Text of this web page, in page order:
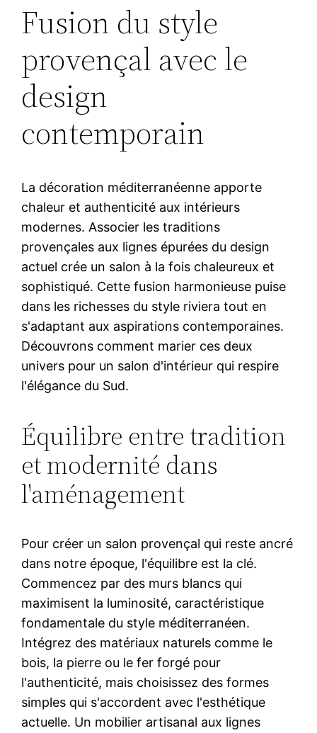
Fusion du style
provençal avec le
design
contemporain
La décoration méditerranéenne apporte
chaleur et authenticité aux intérieurs
modernes. Associer les traditions
provençales aux lignes épurées du design
actuel crée un salon à la fois chaleureux et
sophistiqué. Cette fusion harmonieuse puise
dans les richesses du style riviera tout en
s'adaptant aux aspirations contemporaines.
Découvrons comment marier ces deux
univers pour un salon d'intérieur qui respire
l'élégance du Sud.
Équilibre entre tradition
et modernité dans
l'aménagement
Pour créer un salon provençal qui reste ancré
dans notre époque, l'équilibre est la clé.
Commencez par des murs blancs qui
maximisent la luminosité, caractéristique
fondamentale du style méditerranéen.
Intégrez des matériaux naturels comme le
bois, la pierre ou le fer forgé pour
l'authenticité, mais choisissez des formes
simples qui s'accordent avec l'esthétique
actuelle. Un mobilier artisanal aux lignes